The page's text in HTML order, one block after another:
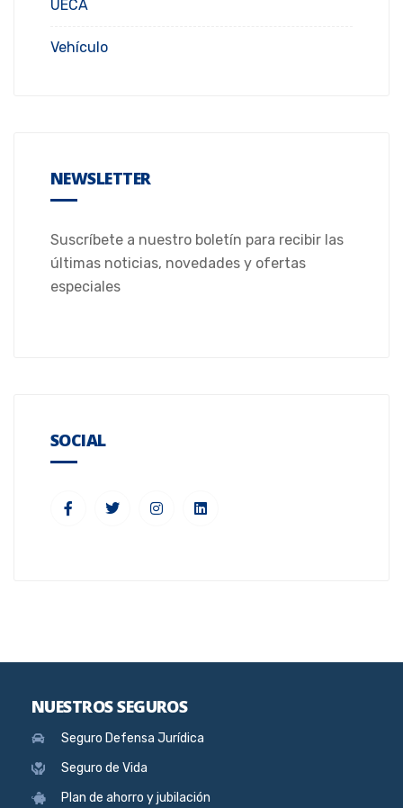
UECA
Vehículo
NEWSLETTER
Suscríbete a nuestro boletín para recibir las
últimas noticias, novedades y ofertas
especiales
SOCIAL
NUESTROS SEGUROS
Seguro Defensa Jurídica
Seguro de Vida
Plan de ahorro y jubilación